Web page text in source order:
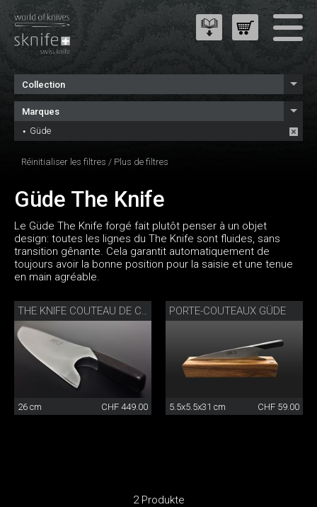
Collection
Marques
Güde
Réinitialiser les filtres / Plus de filtres
Güde The Knife
Le Güde The Knife forgé fait plutôt penser à un objet
design: toutes les lignes du The Knife sont fluides, sans
transition gênante. Cela garantit automatiquement de
toujours avoir la bonne position pour la saisie et une tenue
en main agréable.
THE KNIFE COUTEAU DE CUISINE
26 cm CHF 449.00
PORTE-COUTEAUX GÜDE
5.5x5.5x31 cm CHF 59.00
2 Produkte